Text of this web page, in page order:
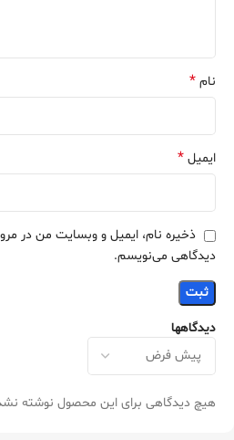
دیدگاهها
هیچ دیدگاهی برای این محصول نوشته
نام *
ایمیل *
ذخیره نام، ایمیل و وبسایت من در
دیدگاهی می‌نویسم.